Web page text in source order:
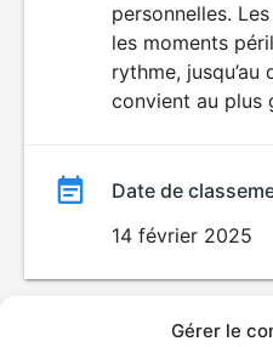
Gérer le
personnelles.
les moments
rythme,
convient au plus
Date de
14 février 2025